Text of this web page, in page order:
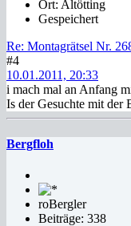
Ort: Altötting
Gespeichert
Re: Montagrätsel Nr.
#4
10.01.2011, 20:33
i mach mal an Anfang
Is der Gesuchte mit der
Bergfloh
roBergler
Beiträge: 338